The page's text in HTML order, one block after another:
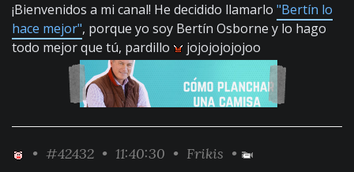
¡Bienvenidos a mi canal! He decidido llamarlo "Bertín lo
hace mejor", porque yo soy Bertín Osborne y lo hago
todo mejor que tú, pardillo
jojojojojojoo
• #42432 • 11:40:30 • Frikis •